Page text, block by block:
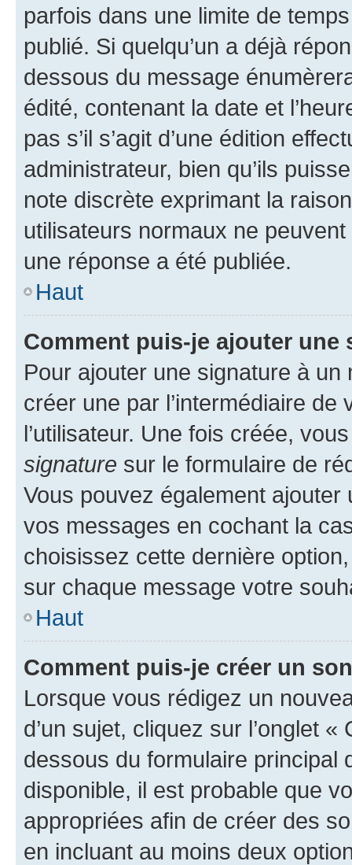
parfois dans une limite de
publié. Si quelqu’un a déjà
dessous du message
édité, contenant la date et
pas s’il s’agit d’une édition
administrateur, bien qu’ils
note discrète exprimant la
utilisateurs normaux ne
une réponse a été publiée.
Haut
Comment puis-je ajouter une
Pour ajouter une signature à un
créer une par l’intermédiaire
l’utilisateur. Une fois créée,
signature sur le formulaire de
Vous pouvez également
vos messages en cochant la
choisissez cette dernière
sur chaque message votre
Haut
Comment puis-je créer un
Lorsque vous rédigez un
d’un sujet, cliquez sur l’onglet
dessous du formulaire principal
disponible, il est probable que
appropriées afin de créer des
en incluant au moins deux